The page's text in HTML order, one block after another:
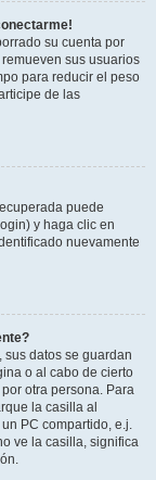
su cuenta por
sus usuarios
para reducir el peso
de las
puede
y haga clic en
nuevamente
datos se guardan
o al cabo de cierto
otra persona. Para
la casilla al
PC compartido, e.j.
ve la casilla, significa